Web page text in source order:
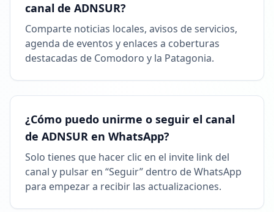
canal de ADNSUR?
Comparte noticias locales, avisos de servicios,
agenda de eventos y enlaces a coberturas
destacadas de Comodoro y la Patagonia.
¿Cómo puedo unirme o seguir el canal
de ADNSUR en WhatsApp?
Solo tienes que hacer clic en el invite link del
canal y pulsar en “Seguir” dentro de WhatsApp
para empezar a recibir las actualizaciones.